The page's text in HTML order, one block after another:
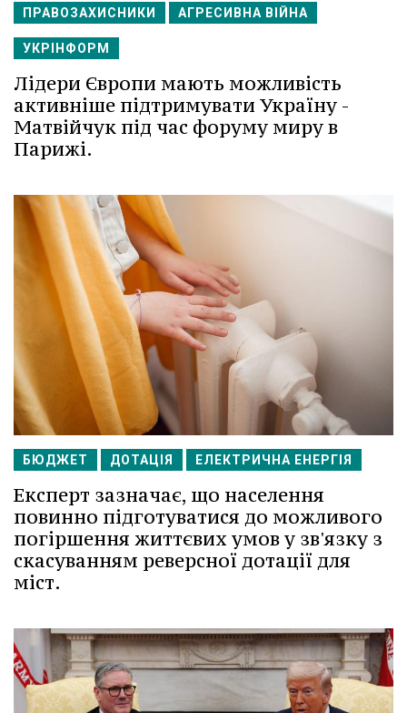
ПРАВОЗАХИСНИКИ АГРЕСИВНА ВІЙНА
УКРІНФОРМ
Лідери Європи мають можливість
активніше підтримувати Україну -
Матвійчук під час форуму миру в
Парижі.
БЮДЖЕТ ДОТАЦІЯ ЕЛЕКТРИЧНА ЕНЕРГІЯ
Експерт зазначає, що населення
повинно підготуватися до можливого
погіршення життєвих умов у зв'язку з
скасуванням реверсної дотації для
міст.